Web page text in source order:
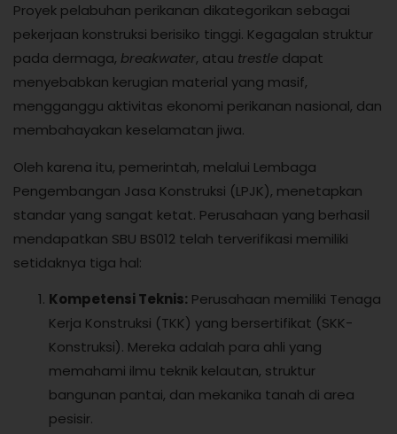
Proyek pelabuhan perikanan dikategorikan sebagai
pekerjaan konstruksi berisiko tinggi. Kegagalan struktur
pada dermaga, breakwater, atau trestle dapat
menyebabkan kerugian material yang masif,
mengganggu aktivitas ekonomi perikanan nasional, dan
membahayakan keselamatan jiwa.
Oleh karena itu, pemerintah, melalui Lembaga
Pengembangan Jasa Konstruksi (LPJK), menetapkan
standar yang sangat ketat. Perusahaan yang berhasil
mendapatkan SBU BS012 telah terverifikasi memiliki
setidaknya tiga hal:
Kompetensi Teknis: Perusahaan memiliki Tenaga
Kerja Konstruksi (TKK) yang bersertifikat (SKK-
Konstruksi). Mereka adalah para ahli yang
memahami ilmu teknik kelautan, struktur
bangunan pantai, dan mekanika tanah di area
pesisir.